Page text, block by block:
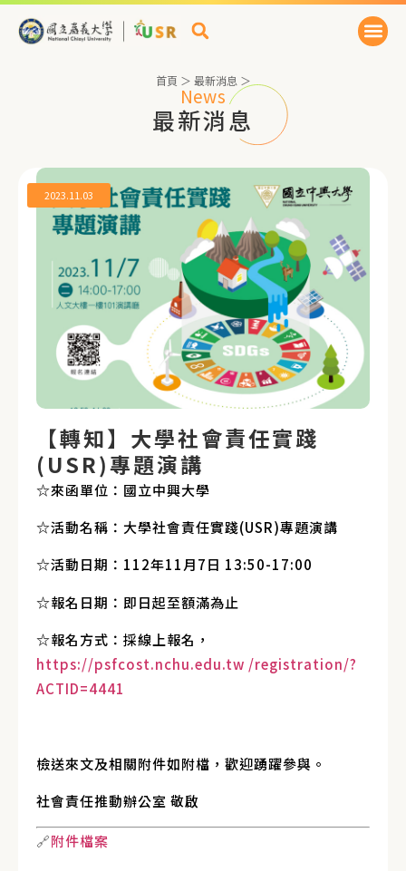
News
最新消息
首頁 ＞ 最新消息 ＞
2023.11.03
【轉知】大學社會責任實踐
(USR)專題演講
☆來函單位：國立中興大學
☆活動名稱：大學社會責任實踐(USR)專題演講
☆活動日期：112年11月7日 13:50-17:00
☆報名日期：即日起至額滿為止
☆報名方式：採線上報名，
https://psfcost.nchu.edu.tw /registration/?
ACTID=4441
檢送來文及相關附件如附檔，歡迎踴躍參與。
社會責任推動辦公室 敬啟
🔗附件檔案